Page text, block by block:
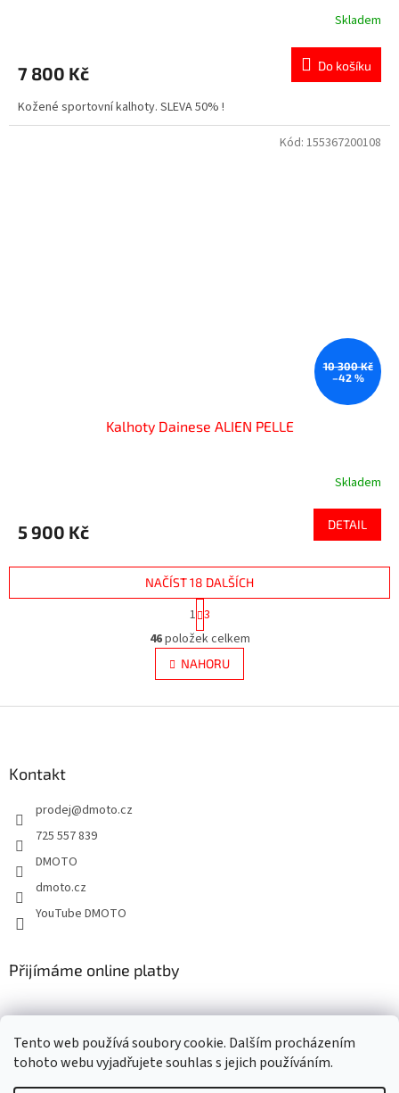
Tento web používá soubory cookie. Dalším procházením
tohoto webu vyjadřujete souhlas s jejich používáním.
Skladem
7 800 Kč Do košíku
Kožené sportovní kalhoty. SLEVA 50% !
10 300 Kč
–42 %
Kalhoty Dainese ALIEN PELLE
Skladem
5 900 Kč DETAIL
Kód: 155367200108
O
v
l
á
NAČÍST 18 DALŠÍCH
t
r
á
n
k
v
1 3
46položek celkem
NAHORU
Kontakt
prodej@dmoto.cz
725 557 839
DMOTO
dmoto.cz
YouTube DMOTO
Přijímáme online platby